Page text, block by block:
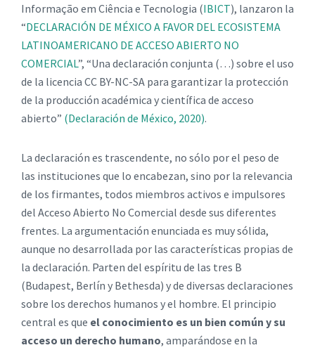
Informação em Ciência e Tecnologia (IBICT), lanzaron la
“DECLARACIÓN DE MÉXICO A FAVOR DEL ECOSISTEMA
LATINOAMERICANO DE ACCESO ABIERTO NO
COMERCIAL”, “Una declaración conjunta (…) sobre el uso
de la licencia CC BY-NC-SA para garantizar la protección
de la producción académica y científica de acceso
abierto” (Declaración de México, 2020).
La declaración es trascendente, no sólo por el peso de
las instituciones que lo encabezan, sino por la relevancia
de los firmantes, todos miembros activos e impulsores
del Acceso Abierto No Comercial desde sus diferentes
frentes. La argumentación enunciada es muy sólida,
aunque no desarrollada por las características propias de
la declaración. Parten del espíritu de las tres B
(Budapest, Berlín y Bethesda) y de diversas declaraciones
sobre los derechos humanos y el hombre. El principio
central es que el conocimiento es un bien común y su
acceso un derecho humano, amparándose en la